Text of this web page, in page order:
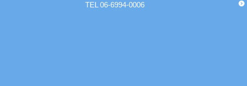
TEL 06-6994-0006